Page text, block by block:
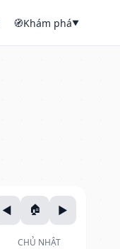
🧭Khám phá▼
CHỦ NHẬT